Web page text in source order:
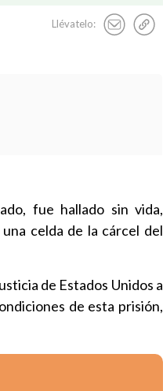
Llévatelo:
fue hallado sin vida,
celda de la cárcel del
de Estados Unidos a
de esta prisión,